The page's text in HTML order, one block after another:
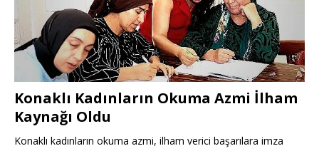
Konaklı Kadınların Okuma Azmi İlham
Kaynağı Oldu
Konaklı kadınların okuma azmi, ilham verici başarılara imza